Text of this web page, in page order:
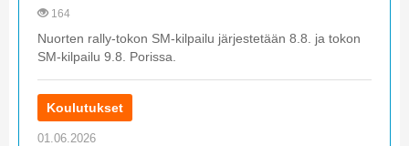
164
Nuorten rally-tokon SM-kilpailu järjestetään 8.8. ja tokon
SM-kilpailu 9.8. Porissa.
Koulutukset
01.06.2026